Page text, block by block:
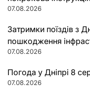
07.08.2026
Затримки поїздів з
пошкодження
07.08.2026
Погода у Дніпрі 8
07.08.2026